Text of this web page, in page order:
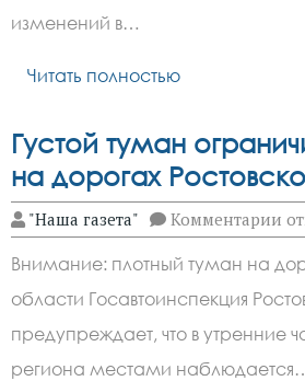
изменений в…
Читать полностью
Густой туман
на дорогах
"Наша газета" Комментарии к
на
Внимание: плотный туман на
области Госавтоинспекция
предупреждает, что в утренние
региона местами